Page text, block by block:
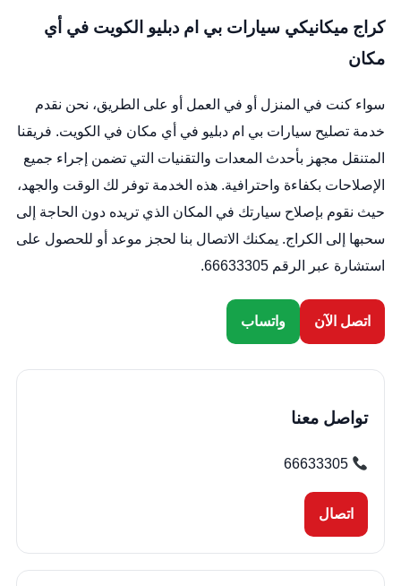
كراج ميكانيكي سيارات بي ام دبليو الكويت في أي
مكان
سواء كنت في المنزل أو في العمل أو على الطريق، نحن نقدم
خدمة تصليح سيارات بي ام دبليو في أي مكان في الكويت. فريقنا
المتنقل مجهز بأحدث المعدات والتقنيات التي تضمن إجراء جميع
الإصلاحات بكفاءة واحترافية. هذه الخدمة توفر لك الوقت والجهد،
حيث نقوم بإصلاح سيارتك في المكان الذي تريده دون الحاجة إلى
سحبها إلى الكراج. يمكنك الاتصال بنا لحجز موعد أو للحصول على
استشارة عبر الرقم 66633305.
اتصل الآن واتساب
تواصل معنا
66633305
اتصال